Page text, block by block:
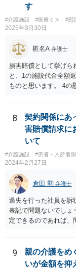
検討した方がよいでし
す
#介護施設 #医療ミス #慰
2025年3月30日
匿名A 弁護士
損害賠償として挙げら
と、1の施設代金全額
ものと思います。 4の
付添にかかる費用も請
8
契約関係にあ
害賠償請求に
いて
#介護施設 #患者・入所者側
2024年2月27日
倉田 勲 弁護士
過失を行った社員を訴
表記で問題ないでし
定できるのであれば
それに従ってください
9
親の介護をめ
いが金額を抑